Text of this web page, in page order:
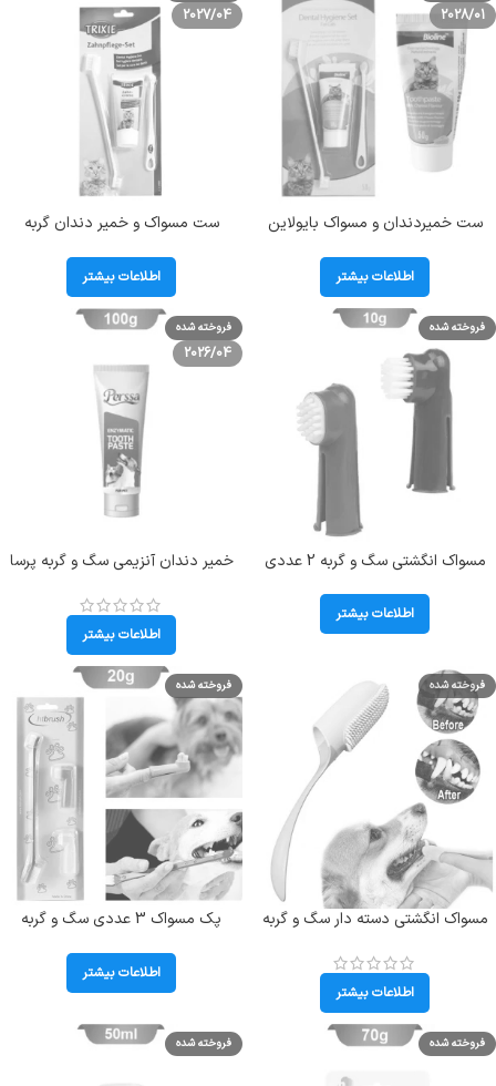
2028/01
ست خمیردندان و مسواک بایولاین
اطلاعات بیشتر
2027/04
ست مسواک و خمیر دندان گربه
خمیر دندان طعم پنیر ) وزن 150 گرم
اطلاعات بیشتر
فروخته شده
مسواک انگشتی سگ و گربه 2 عددی
اطلاعات بیشتر
فروخته شده
2026/04
خمیر دندان آنزیمی سگ و گربه پرسا
Tooth Paste
اطلاعات بیشتر
فروخته شده
مسواک انگشتی دسته دار سگ و گربه
اطلاعات بیشتر
فروخته شده
پک مسواک 3 عددی سگ و گربه
اطلاعات بیشتر
فروخته شده فروخته شده